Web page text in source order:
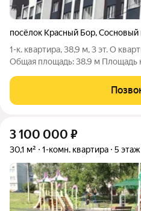
посёлок Красный Бор,Сосновый
1-к. квартира, 38,9 м, 3 эт. О
Общая площадь: 38.9 м Площадь
потолков: 2.5 м Санузел:
солнечную сторону
3 100 000 ₽
30,1 м² 1-комн. квартира 5 этаж